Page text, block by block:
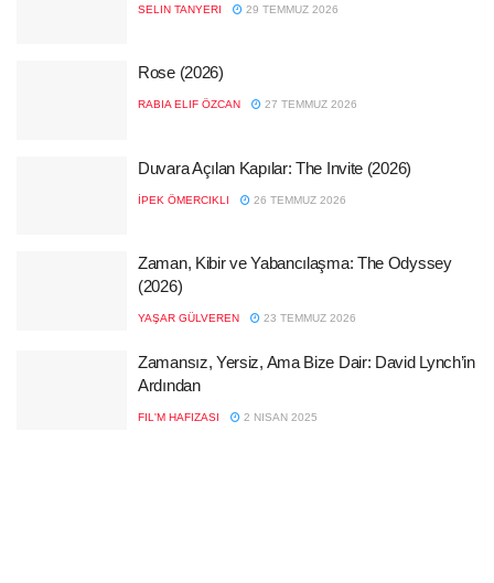
SELIN TANYERI 29 TEMMUZ 2026
Rose (2026)
RABIA ELIF ÖZCAN 27 TEMMUZ 2026
Duvara Açılan Kapılar: The Invite (2026)
İPEK ÖMERCIKLI 26 TEMMUZ 2026
Zaman, Kibir ve Yabancılaşma: The Odyssey
(2026)
YAŞAR GÜLVEREN 23 TEMMUZ 2026
Zamansız, Yersiz, Ama Bize Dair: David Lynch’in
Ardından
FIL'M HAFIZASI 2 NISAN 2025